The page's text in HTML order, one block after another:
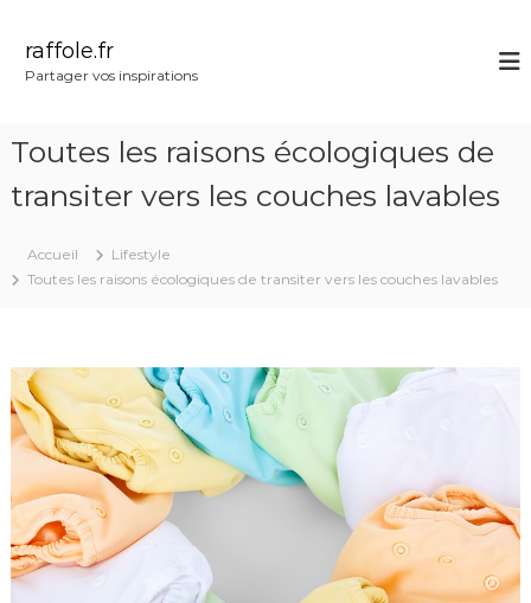
raffole.fr
Partager vos inspirations
Toutes les raisons écologiques de
transiter vers les couches lavables
Accueil
Lifestyle
Toutes les raisons écologiques de transiter vers les couches lavables